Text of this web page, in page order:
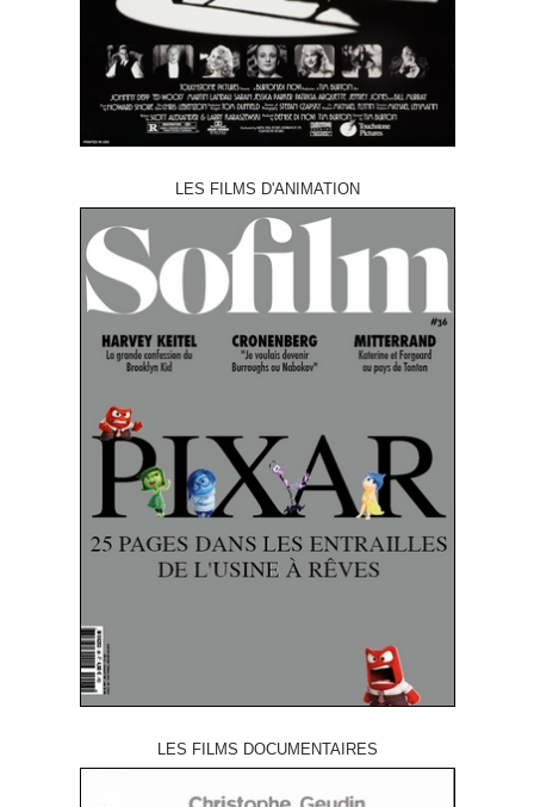
LES FILMS D'ANIMATION
LES FILMS DOCUMENTAIRES